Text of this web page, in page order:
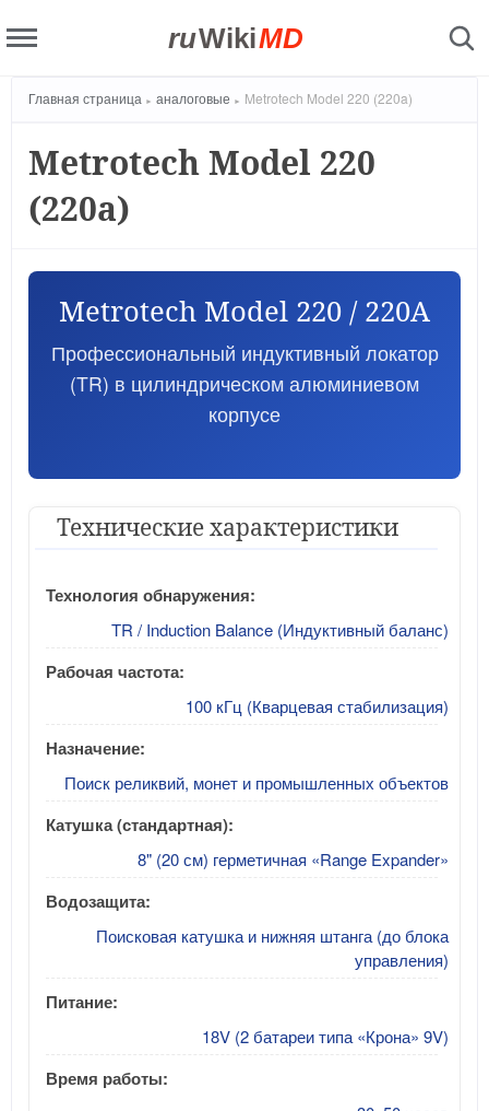
ruWikiMD
Главная страница аналоговые Metrotech Model 220 (220a)
Metrotech Model 220
(220a)
Metrotech Model 220 / 220A
Профессиональный индуктивный локатор
(TR) в цилиндрическом алюминиевом
корпусе
Технические характеристики
Технология обнаружения:
TR / Induction Balance (Индуктивный баланс)
Рабочая частота:
100 кГц (Кварцевая стабилизация)
Назначение:
Поиск реликвий, монет и промышленных объектов
Катушка (стандартная):
8" (20 см) герметичная «Range Expander»
Водозащита:
Поисковая катушка и нижняя штанга (до блока
управления)
Питание:
18V (2 батареи типа «Крона» 9V)
Время работы: